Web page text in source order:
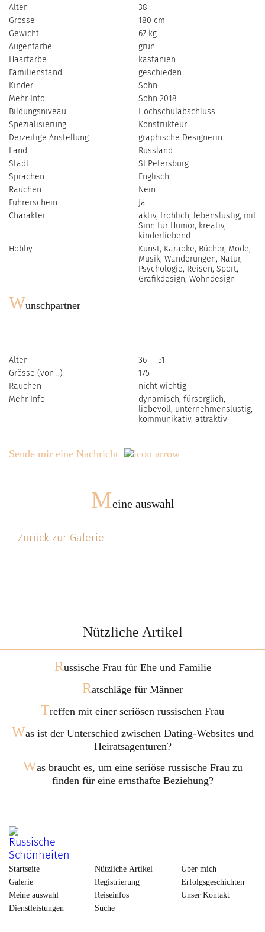
Alter
38
Grosse
180 cm
Gewicht
67 kg
Augenfarbe
grün
Haarfarbe
kastanien
Familienstand
geschieden
Kinder
Sohn
Mehr Info
Sohn 2018
Bildungsniveau
Hochschulabschluss
Spezialisierung
Konstrukteur
Derzeitige Anstellung
graphische Designerin
Land
Russland
Stadt
St.Petersburg
Sprachen
Englisch
Rauchen
Nein
Führerschein
Ja
Charakter
aktiv, fröhlich, lebenslustig, mit
Sinn für Humor, kreativ,
kinderliebend
Hobby
Kunst, Karaoke, Bücher, Mode,
Musik, Wanderungen, Natur,
Psychologie, Reisen, Sport,
Grafikdesign, Wohndesign
Wunschpartner
Alter
36 — 51
Grösse (von ..)
175
Rauchen
nicht wichtig
Mehr Info
dynamisch, fürsorglich,
liebevoll, unternehmenslustig,
kommunikativ, attraktiv
Sende mir eine Nachricht
Meine auswahl
Zurück zur Galerie
Nützliche Artikel
Russische Frau für Ehe und Familie
Ratschläge für Männer
Treffen mit einer seriösen russischen Frau
Was ist der Unterschied zwischen Dating-Websites und
Heiratsagenturen?
Was braucht es, um eine seriöse russische Frau zu
finden für eine ernsthafte Beziehung?
Startseite
Galerie
Meine auswahl
Dienstleistungen
Nützliche Artikel
Registrierung
Reiseinfos
Suche
Über mich
Erfolgsgeschichten
Unser Kontakt